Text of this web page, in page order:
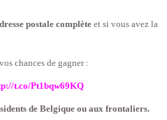
postale complèteet si vous avez la
chances de gagner :
t.co/Pt1bqw69KQ
de Belgique ou aux frontaliers.